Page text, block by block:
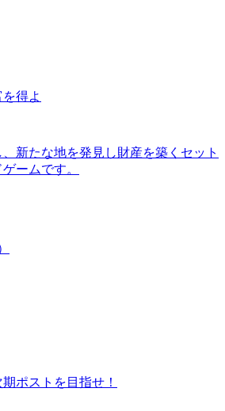
得よ
新たな地を発見し財産を築くセット
ームです。
ポストを目指せ！